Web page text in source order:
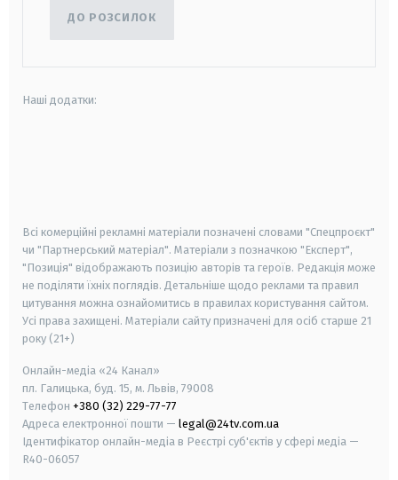
ДО РОЗСИЛОК
Наші додатки:
Всі комерційні рекламні матеріали позначені словами "Спецпроєкт"
чи "Партнерський матеріал". Матеріали з позначкою "Експерт",
"Позиція" відображають позицію авторів та героїв. Редакція може
не поділяти їхніх поглядів. Детальніше щодо реклами та правил
цитування можна ознайомитись в правилах користування сайтом.
Усі права захищені. Матеріали сайту призначені для осіб старше 21
року (21+)
Онлайн-медіа «24 Канал»
пл. Галицька, буд. 15, м. Львів, 79008
Телефон +380 (32) 229-77-77
Адреса електронної пошти — legal@24tv.com.ua
Ідентифікатор онлайн-медіа в Реєстрі суб'єктів у сфері медіа —
R40-06057